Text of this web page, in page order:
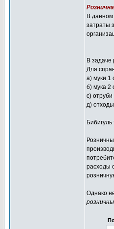
В данном
затраты
В задаче
Для
а) муки 1
б) мука 2
с) отруби
д)
расходы
Однако